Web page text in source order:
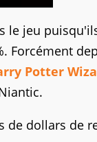
le jeu
Forcément
Potter
de dollars de